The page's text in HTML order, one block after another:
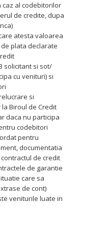
al codebitorilor
de credite, dupa
atesta valoarea
plata declarate
solicitant si sot/
cu venituri) si
si
Biroul de Credit
daca nu participa
codebitori
pentru
documentatia
de credit
de garantie
care sa
de cont)
veniturile luate in